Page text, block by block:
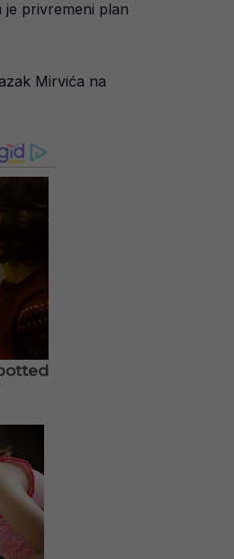
je privremeni plan
Mirvića na